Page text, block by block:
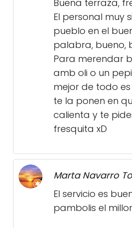
Buena terraza,
El personal muy
pueblo en el
palabra, bueno,
Para merendar
amb oli o un
mejor de todo
te la ponen en
calienta y te
fresquita xD
Marta Navarro
El servicio es
pambolis el